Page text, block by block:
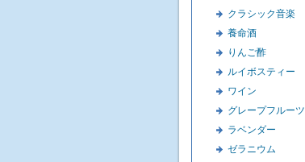
クラシック音楽
養命酒
りんご酢
ルイボスティー
ワイン
グレープフルーツ
ラベンダー
ゼラニウム